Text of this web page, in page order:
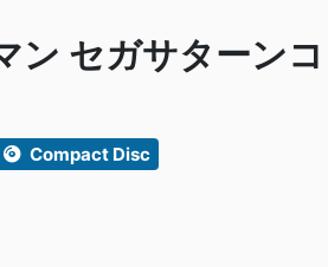
ン セガサターン
Compact Disc